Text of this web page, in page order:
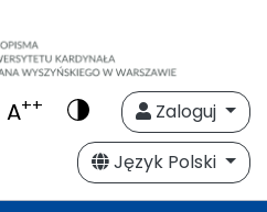
A++
Zaloguj
Język Polski